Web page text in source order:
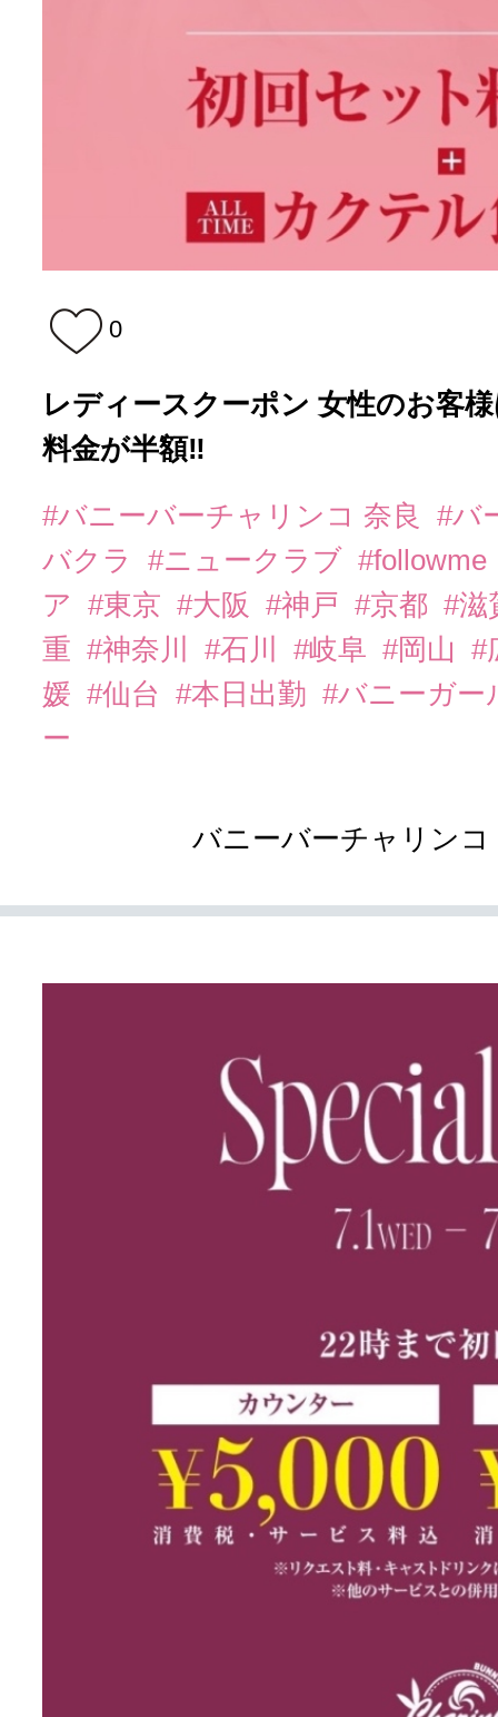
0
レディースクーポン 女性のお客
料金が半額‼️
#バニーバーチャリンコ 奈良
#バ
バクラ
#ニュークラブ #followme
ア
#東京 #大阪 #神戸 #京都 #
重 #神奈川 #石川 #岐阜 #岡山
#
媛 #仙台 #本日出勤 #バニーガ
ー
バニーバーチャリンコ